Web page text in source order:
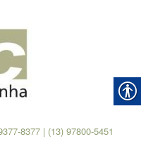
8377 | (13) 97800-5451